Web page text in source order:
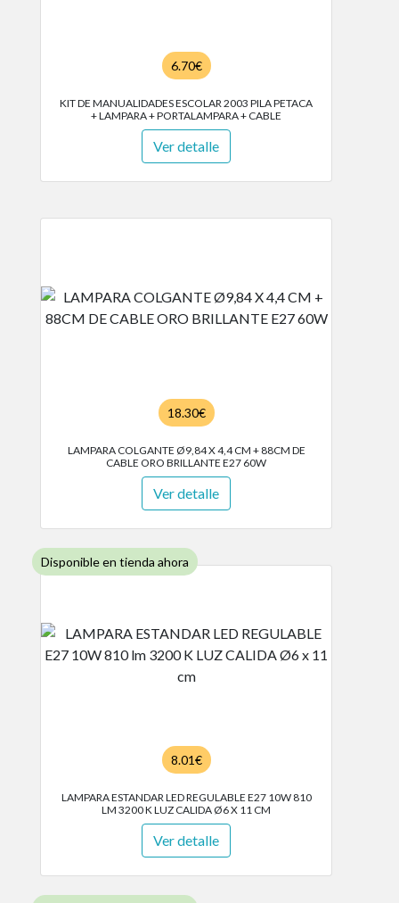
6.70€
KIT DE MANUALIDADES ESCOLAR 2003 PILA PETACA
+ LAMPARA + PORTALAMPARA + CABLE
Ver detalle
18.30€
LAMPARA COLGANTE Ø9,84 X 4,4 CM + 88CM DE
CABLE ORO BRILLANTE E27 60W
Ver detalle
Disponible en tienda ahora
8.01€
LAMPARA ESTANDAR LED REGULABLE E27 10W 810
LM 3200 K LUZ CALIDA Ø6 X 11 CM
Ver detalle